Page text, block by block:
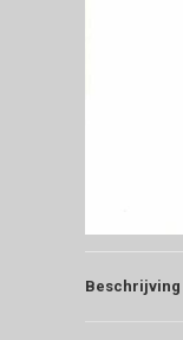
Beschrijving